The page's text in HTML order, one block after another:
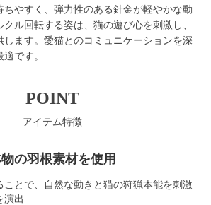
ちやすく、弾力性のある針金が軽やかな動
ル回転する姿は、猫の遊び心を刺激し、
します。愛猫とのコミュニケーションを深
です。
POINT
アイテム特徴
の羽根素材を使用
ことで、自然な動きと猫の狩猟本能を刺激
演出